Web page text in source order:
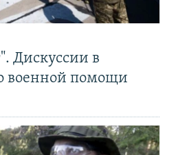
Дискуссии в
военной помощи